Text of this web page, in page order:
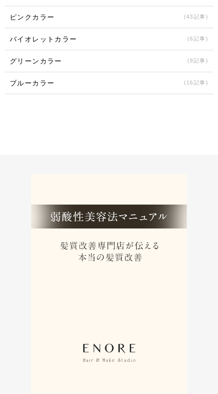
ピンクカラー (43記事)
バイオレットカラー (6記事)
グリーンカラー (9記事)
ブルーカラー (16記事)